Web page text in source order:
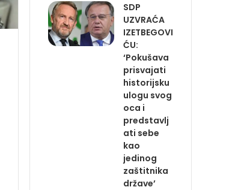
SDP
UZVRAĆA
IZETBEGOVI
ĆU:
‘Pokušava
prisvajati
historijsku
ulogu svog
oca i
predstavlj
ati sebe
kao
jedinog
zaštitnika
države’